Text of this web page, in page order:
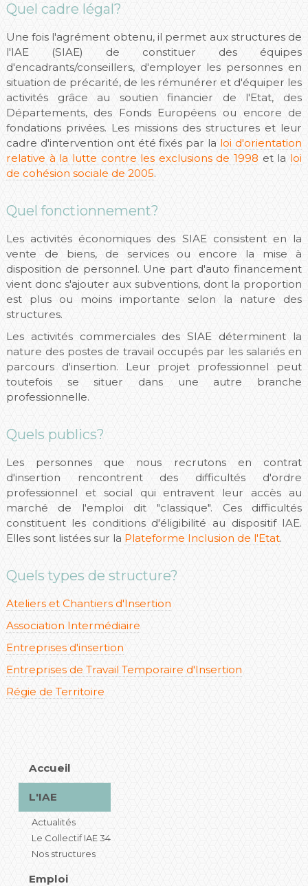
Quel cadre légal?
Une fois l'agrément obtenu, il permet aux structures de
l'IAE (SIAE) de constituer des équipes
d'encadrants/conseillers, d'employer les personnes en
situation de précarité, de les rémunérer et d'équiper les
activités grâce au soutien financier de l'Etat, des
Départements, des Fonds Européens ou encore de
fondations privées. Les missions des structures et leur
cadre d'intervention ont été fixés par la loi d'orientation
relative à la lutte contre les exclusions de 1998 et la loi
de cohésion sociale de 2005.
Quel fonctionnement?
Les activités économiques des SIAE consistent en la
vente de biens, de services ou encore la mise à
disposition de personnel. Une part d'auto financement
vient donc s'ajouter aux subventions, dont la proportion
est plus ou moins importante selon la nature des
structures.
Les activités commerciales des SIAE déterminent la
nature des postes de travail occupés par les salariés en
parcours d'insertion. Leur projet professionnel peut
toutefois se situer dans une autre branche
professionnelle.
Quels publics?
Les personnes que nous recrutons en contrat
d'insertion rencontrent des difficultés d'ordre
professionnel et social qui entravent leur accès au
marché de l'emploi dit "classique". Ces difficultés
constituent les conditions d'éligibilité au dispositif IAE.
Elles sont listées sur la Plateforme Inclusion de l'Etat.
Quels types de structure?
Ateliers et Chantiers d'Insertion
Association Intermédiaire
Entreprises d'insertion
Entreprises de Travail Temporaire d'Insertion
Régie de Territoire
Accueil
L'IAE
Actualités
Le Collectif IAE 34
Nos structures
Emploi